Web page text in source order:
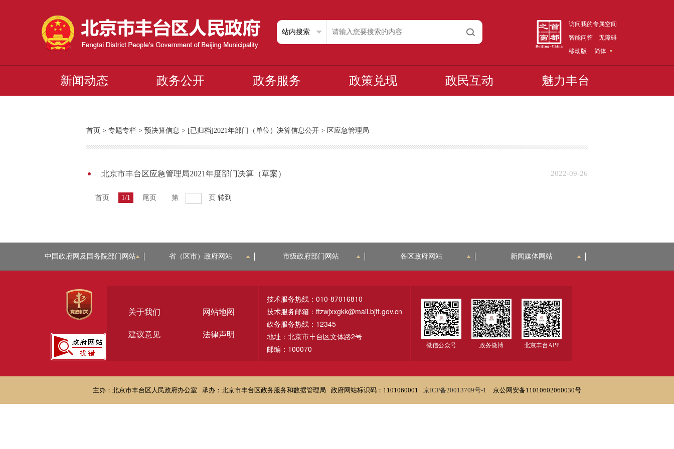
访问我的专属空间
智能问答
无障碍
移动版
简体
新闻动态 政务公开 政务服务 政策兑现 政民互动 魅力丰台
首页 > 专题专栏 > 预决算信息 > [已归档]2021年部门（单位）决算信息公开 > 区应急管理局
北京市丰台区应急管理局2021年度部门决算（草案） 2022-09-26
首页 1/1 尾页 第 页 转到
中国政府网及国务院部门网站 省（区市）政府网站 市级政府部门网站 各区政府网站 新闻媒体网站
关于我们 网站地图
建议意见 法律声明
技术服务热线：010-87016810
技术服务邮箱：ftzwjxxgkk@mail.bjft.gov.cn
政务服务热线：12345
地址：北京市丰台区文体路2号
邮编：100070
微信公众号 政务微博 北京丰台APP
主办：北京市丰台区人民政府办公室 承办：北京市丰台区政务服务和数据管理局 政府网站标识码：1101060001 京ICP备20013709号-1 京公网安备11010602060030号